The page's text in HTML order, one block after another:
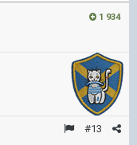
1 934
#13